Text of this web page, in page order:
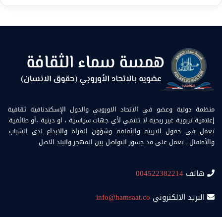
منظمة دولية وعضو في الاتحاد الاوروبي والدول الإسكندنافية ثقافية
إعلامية تربوية غير ربحية لا تنتمي لأي جهات سياسية ، او دينية ،أو طائفية.
تعمل في حقول التربية والثقافة وشؤون المراة والابداع لدى الشباب.
والأطفال . تعمل على مد جسور التواصل بين المهجر والبلد الاصل.
هاتف 004522382214
البريد الالكتروني info@hamsaat.co